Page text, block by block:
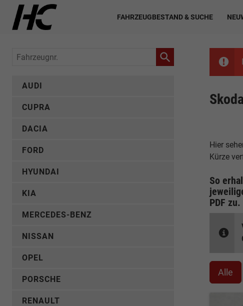
FAHRZEUGBESTAND & SUCHE
Hier
Kürze
So
PDF zu.
Alle
Fahrzeugnr.
AUDI
CUPRA
DACIA
FORD
HYUNDAI
KIA
MERCEDES-BENZ
NISSAN
OPEL
PORSCHE
RENAULT